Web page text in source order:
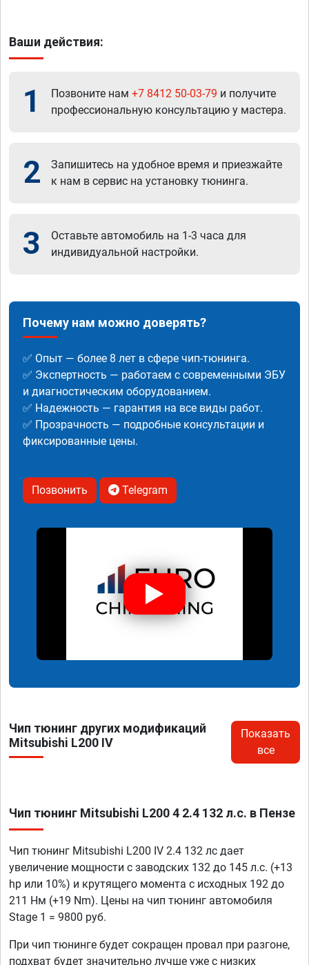
Ваши действия:
1 Позвоните нам +7 8412 50-03-79 и получите
профессиональную консультацию у мастера.
2
Запишитесь на удобное время и приезжайте
к нам в сервис на установку тюнинга.
3
Оставьте автомобиль на 1-3 часа для
индивидуальной настройки.
Почему нам можно доверять?
✅ Опыт — более 8 лет в сфере чип-тюнинга.
✅ Экспертность — работаем с современными ЭБУ
и диагностическим оборудованием.
✅ Надежность — гарантия на все виды работ.
✅ Прозрачность — подробные консультации и
фиксированные цены.
Позвонить Telegram
Чип тюнинг других модификаций
Mitsubishi L200 IV
Показать
все
Чип тюнинг Mitsubishi L200 4 2.4 132 л.с. в Пензе
Чип тюнинг Mitsubishi L200 IV 2.4 132 лс дает
увеличение мощности с заводских 132 до 145 л.с. (+13
hp или 10%) и крутящего момента с исходных 192 до
211 Нм (+19 Nm). Цены на чип тюнинг автомобиля
Stage 1 = 9800 руб.
При чип тюнинге будет сокращен провал при разгоне,
подхват будет значительно лучше уже с низких